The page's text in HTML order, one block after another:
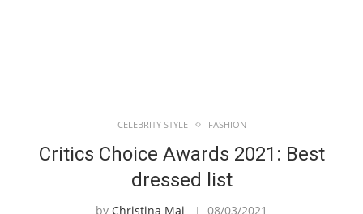
CELEBRITY STYLE FASHION
Critics Choice Awards 2021: Best
dressed list
by Christina Mai 08/03/2021